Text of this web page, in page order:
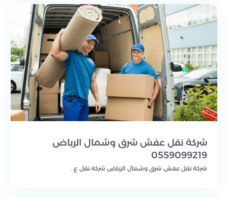
شركة نقل عفش شرق وشمال الرياض
0559099219
شركة نقل عفش شرق وشمال الرياض شركة نقل ع..